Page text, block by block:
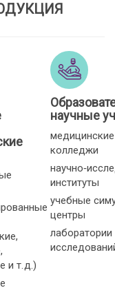
и т. д.)
научные
колледжи
институты
учебные
центры
лаборатории